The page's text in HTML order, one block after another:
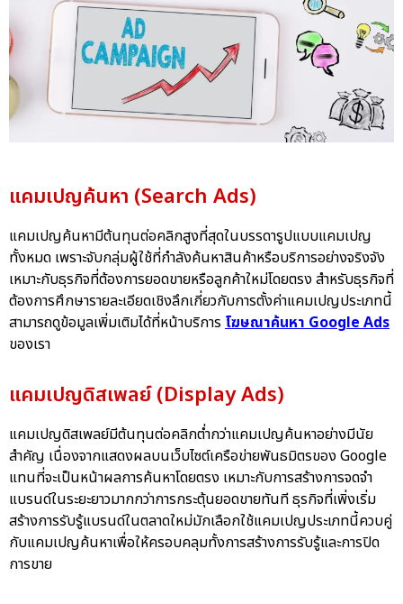
แคมเปญค้นหา (Search Ads)
แคมเปญค้นหามีต้นทุนต่อคลิกสูงที่สุดในบรรดารูปแบบแคมเปญ
ทั้งหมด เพราะจับกลุ่มผู้ใช้ที่กำลังค้นหาสินค้าหรือบริการอย่างจริงจัง
เหมาะกับธุรกิจที่ต้องการยอดขายหรือลูกค้าใหม่โดยตรง สำหรับธุรกิจที่
ต้องการศึกษารายละเอียดเชิงลึกเกี่ยวกับการตั้งค่าแคมเปญประเภทนี้
สามารถดูข้อมูลเพิ่มเติมได้ที่หน้าบริการ โฆษณาค้นหา Google Ads
ของเรา
แคมเปญดิสเพลย์ (Display Ads)
แคมเปญดิสเพลย์มีต้นทุนต่อคลิกต่ำกว่าแคมเปญค้นหาอย่างมีนัย
สำคัญ เนื่องจากแสดงผลบนเว็บไซต์เครือข่ายพันธมิตรของ Google
แทนที่จะเป็นหน้าผลการค้นหาโดยตรง เหมาะกับการสร้างการจดจำ
แบรนด์ในระยะยาวมากกว่าการกระตุ้นยอดขายทันที ธุรกิจที่เพิ่งเริ่ม
สร้างการรับรู้แบรนด์ในตลาดใหม่มักเลือกใช้แคมเปญประเภทนี้ควบคู่
กับแคมเปญค้นหาเพื่อให้ครอบคลุมทั้งการสร้างการรับรู้และการปิด
การขาย